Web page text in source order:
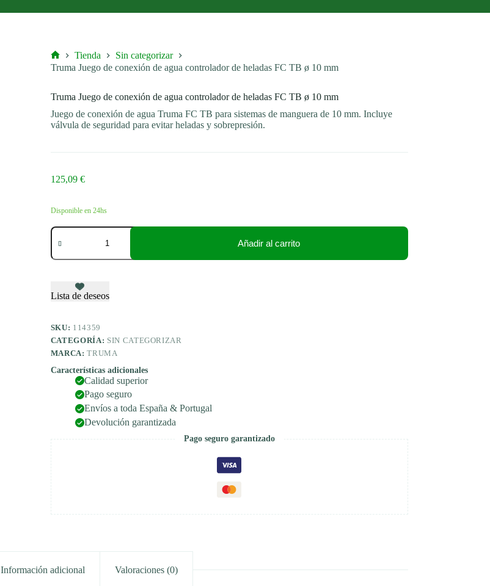
Inicio
Tienda
Sin categorizar
Truma Juego de conexión de agua controlador de heladas FC TB ø 10 mm
Truma Juego de conexión de agua controlador de heladas FC TB ø 10 mm
Juego de conexión de agua Truma FC TB para sistemas de manguera de 10 mm. Incluye
válvula de seguridad para evitar heladas y sobrepresión.
125,09 €
Disponible en 24hs
Truma
Juego
conexión
controlador
FC
ø
10
mm
cantidad
Añadir al carrito
Lista de deseos
SKU: 114359
CATEGORÍA: SIN CATEGORIZAR
MARCA:TRUMA
Características adicionales
Calidad superior
Pago seguro
Envíos a toda España & Portugal
Devolución garantizada
Pago seguro garantizado
Información adicional Valoraciones (0)